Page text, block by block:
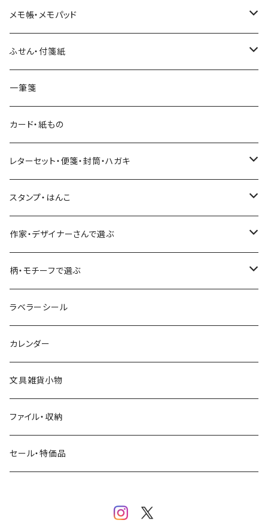
和紙
透明クリア
Hutte paper works （プロペラスタジオ）
ネクタイ
透明クリアテープ
柄・モチーフで選ぶ（マステ）
いちご・ストロベリー
フルーツ・野菜
ミモザ
お花・フラワー・グリーン・植物
マインドウェイブ
水縞
大枝活版室
星燈社
ミナペルホネン
BGM
eric
SAIEN
田村美紀
パピアプラッツ（作家もの）
フレークシール
パピアプラッツ（作家もの）
ヨハク
ステッカーシール
マインドウェイブ
田村美紀
立体シール
メモ帳・メモパッド
ヨハク
HUTTE PAPER WORKS
表現社（作家もの）
星燈社
古川紙工
大枝活版室
ふせん・付箋紙
ヨハク
HUTTE PAPER WORKS
古川紙工
表現社（作家もの）
ロール付箋
一筆箋
カード・紙もの
レターセット・便箋・封筒・ハガキ
古川紙工
表現社（作家もの）
スタンプ・はんこ
Hutte paper works
ヨハク
作家・デザイナーさんで選ぶ
ネクタイ
Hutte paper works
ヨハク
eric
浅野みどり
西淑
柄・モチーフで選ぶ
フルーツ
食べ物・フード・スイーツ
パン・ブレッド
カフェ
コーヒー・飲み物・クリームソーダ
ラベラーシール
カレンダー
文具雑貨小物
ファイル・収納
セール・特価品